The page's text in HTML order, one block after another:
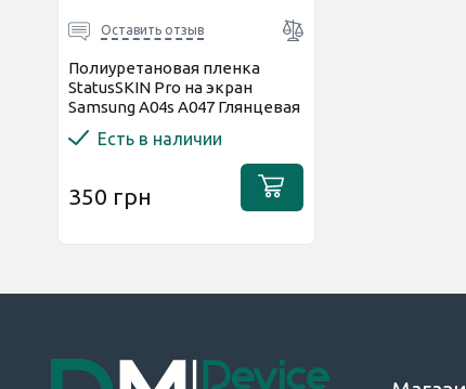
Оставить отзыв
Полиуретановая пленка
StatusSKIN Pro на экран
Samsung A04s A047 Глянцевая
Есть в наличии
350 грн